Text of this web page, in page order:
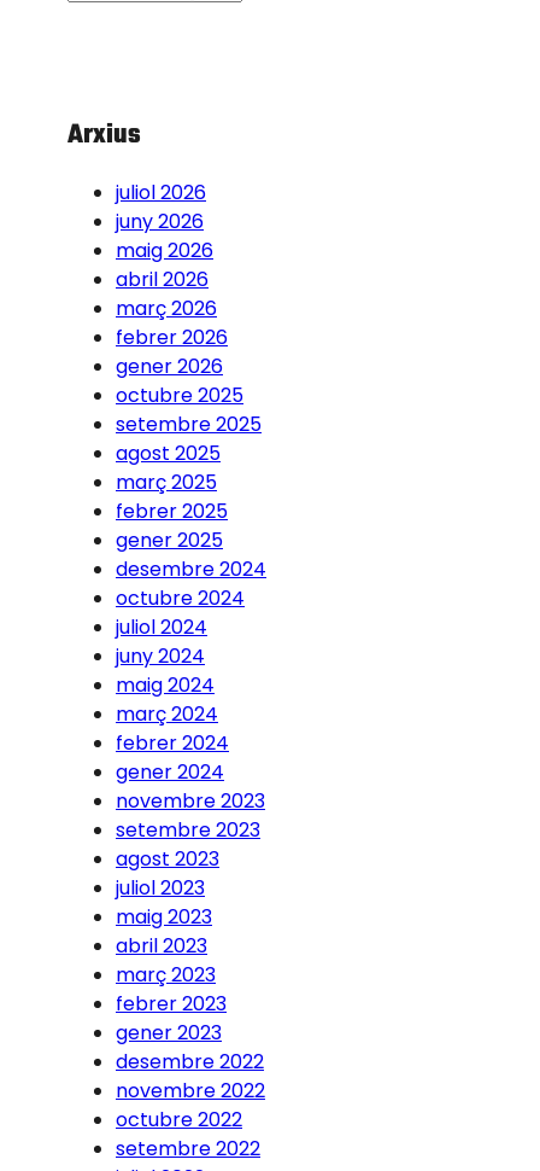
Arxius
juliol 2026
juny 2026
maig 2026
abril 2026
març 2026
febrer 2026
gener 2026
octubre 2025
setembre 2025
agost 2025
març 2025
febrer 2025
gener 2025
desembre 2024
octubre 2024
juliol 2024
juny 2024
maig 2024
març 2024
febrer 2024
gener 2024
novembre 2023
setembre 2023
agost 2023
juliol 2023
maig 2023
abril 2023
març 2023
febrer 2023
gener 2023
desembre 2022
novembre 2022
octubre 2022
setembre 2022